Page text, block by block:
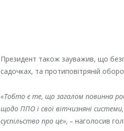
Президент також зауважив, що
садочках, та протиповітряній
«Тобто є те, що загалом повинна
щодо ППО і свої вітчизняні
суспільство про це», – наголосив